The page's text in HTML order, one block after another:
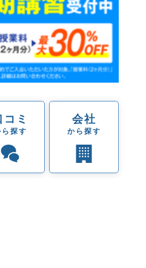
コミ
ら探す
会社
から探す